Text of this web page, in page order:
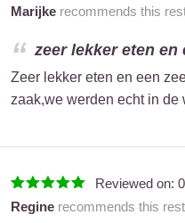
Marijkerecommends this
zeer lekker eten en
Zeer lekker eten en een
zaak,we werden echt in de
Reviewed on:
Reginerecommends this